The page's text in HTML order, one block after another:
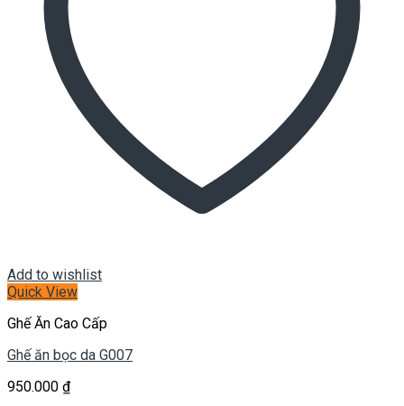
Add to wishlist
Quick View
Ghế Ăn Cao Cấp
Ghế ăn bọc da G007
950.000 ₫